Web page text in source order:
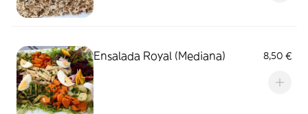
Ensalada Royal (Mediana) 8,50 €